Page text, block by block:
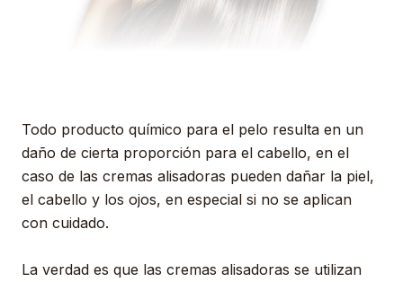
Todo producto químico para el pelo resulta en un
daño de cierta proporción para el cabello, en el
caso de las cremas alisadoras pueden dañar la piel,
el cabello y los ojos, en especial si no se aplican
con cuidado.
La verdad es que las cremas alisadoras se utilizan